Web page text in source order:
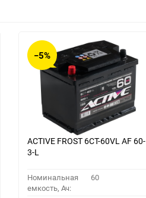
−5%
ACTIVE FROST 6СТ-60VL АF 60-
3-L
Номинальная
емкость, Ач:
60